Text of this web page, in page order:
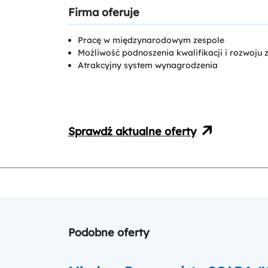
Firma oferuje
Pracę w międzynarodowym zespole
Możliwość podnoszenia kwalifikacji i rozwoju
Atrakcyjny system wynagrodzenia
Sprawdź aktualne oferty
Podobne oferty